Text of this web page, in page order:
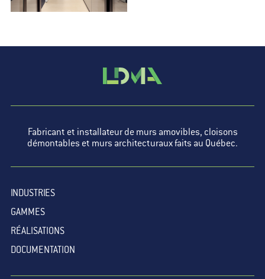
Fabricant et installateur de murs amovibles, cloisons
démontables et murs architecturaux faits au Québec.
INDUSTRIES
GAMMES
RÉALISATIONS
DOCUMENTATION